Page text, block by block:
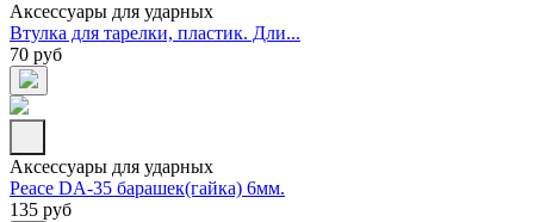
Аксессуары для ударных
Втулка для тарелки, пластик. Дли...
70 руб
Аксессуары для ударных
Peace DA-35 барашек(гайка) 6мм.
135 руб